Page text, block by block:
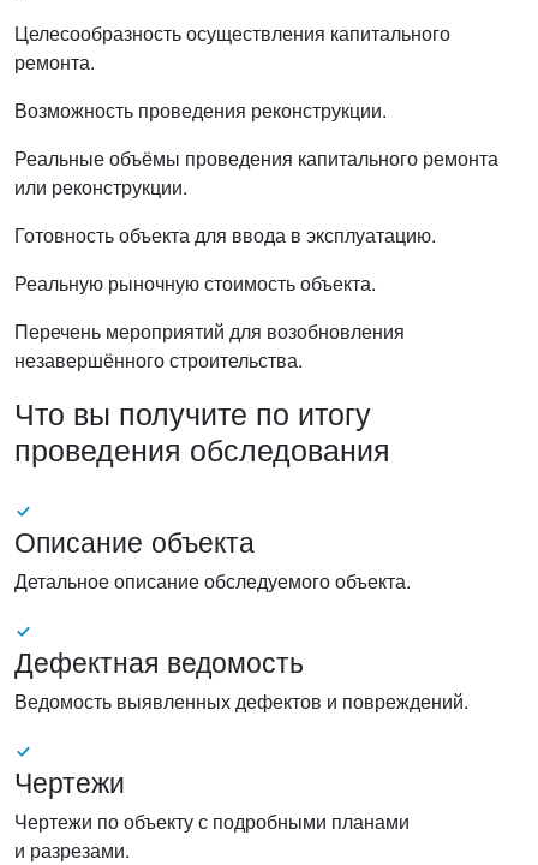
Целесообразность осуществления капитального
ремонта.
Возможность проведения реконструкции.
Реальные объёмы проведения капитального ремонта
или реконструкции.
Готовность объекта для ввода в эксплуатацию.
Реальную рыночную стоимость объекта.
Перечень мероприятий для возобновления
незавершённого строительства.
Что вы получите по итогу
проведения обследования
Описание объекта
Детальное описание обследуемого объекта.
Дефектная ведомость
Ведомость выявленных дефектов и повреждений.
Чертежи
Чертежи по объекту с подробными планами
и разрезами.